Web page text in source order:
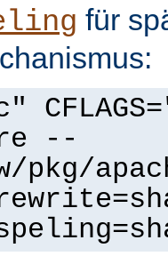
für
--
pkg/